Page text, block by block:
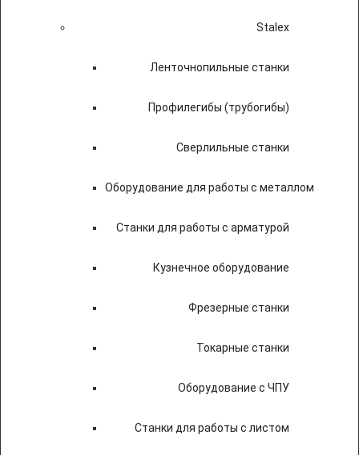
Stalex
Ленточнопильные станки
Профилегибы (трубогибы)
Сверлильные станки
Оборудование для работы с металлом
Станки для работы с арматурой
Кузнечное оборудование
Фрезерные станки
Токарные станки
Оборудование с ЧПУ
Станки для работы с листом